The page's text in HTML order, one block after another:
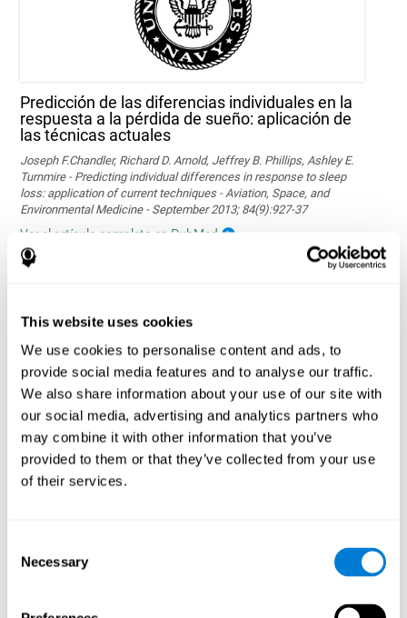
This website uses cookies
We use cookies to personalise content and ads, to
provide social media features and to analyse our traffic.
We also share information about your use of our site with
our social media, advertising and analytics partners who
may combine it with other information that you’ve
provided to them or that they’ve collected from your use
of their services.
Selection
Necessary
Predicción de las diferencias individuales en la
respuesta a la pérdida de sueño: aplicación de
las técnicas actuales
Joseph F.Chandler, Richard D. Arnold, Jeffrey B. Phillips, Ashley E.
Turnmire - Predicting individual differences in response to sleep
loss: application of current techniques - Aviation, Space, and
Environmental Medicine - September 2013; 84(9):927-37
Ver el artículo completo en PubMed
La influencia de los hábitos saludables en las
funciones cognitivas en un grupo de pacientes
en hemodiálisis
Olczyk, P., Jerzak, P., Letachowicz, K., Gołębiowski, T., Krajewska,
M., & Kusztal, M. (2023). The Influence of Healthy Habits on
Cognitive Functions in a Group of Hemodialysis Patients. Journal
Of Clinical Medicine, 12(5), 2042.